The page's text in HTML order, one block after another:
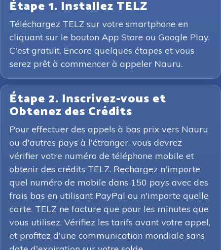
Étape 1. Installez TELZ
Téléchargez TELZ sur votre smartphone en
cliquant sur le bouton App Store ou Google Play.
C'est gratuit. Encore quelques étapes et vous
serez prêt à commencer à appeler Nauru.
Étape 2. Inscrivez-vous et
Obtenez des Crédits
Pour effectuer des appels à bas prix vers Nauru
ou d'autres pays à l'étranger, vous devrez
vérifier votre numéro de téléphone mobile et
obtenir des crédits TELZ. Rechargez n'importe
quel numéro de mobile dans 150 pays avec des
frais bas en utilisant PayPal ou n'importe quelle
carte. TELZ ne facture que pour les minutes que
vous utilisez. Vérifiez les tarifs avant votre appel,
et profitez d'une communication mondiale sans